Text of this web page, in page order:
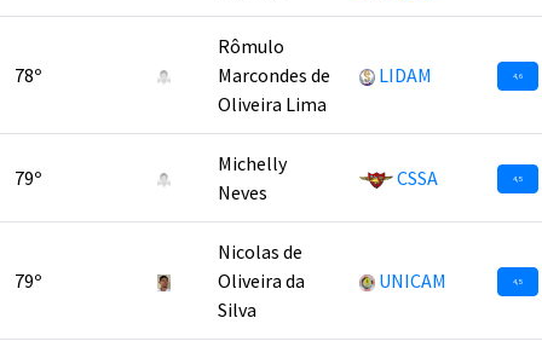
78º
Rômulo
Marcondes de
Oliveira Lima
LIDAM 4,6
79º
Michelly
Neves
CSSA 4,5
79º
Nicolas de
Oliveira da
Silva
UNICAM 4,5